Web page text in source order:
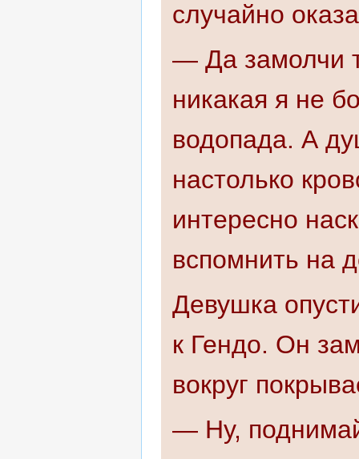
случайно
— Да замолчи
никакая я не
водопада. А
настолько
интересно
вспомнить на
Девушка
к Гендо. Он
вокруг
— Ну,